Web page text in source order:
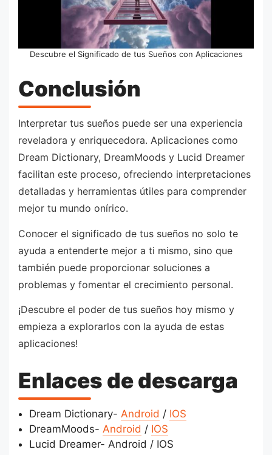
Descubre el Significado de tus Sueños con Aplicaciones
Conclusión
Interpretar tus sueños puede ser una experiencia
reveladora y enriquecedora. Aplicaciones como
Dream Dictionary, DreamMoods y Lucid Dreamer
facilitan este proceso, ofreciendo interpretaciones
detalladas y herramientas útiles para comprender
mejor tu mundo onírico.
Conocer el significado de tus sueños no solo te
ayuda a entenderte mejor a ti mismo, sino que
también puede proporcionar soluciones a
problemas y fomentar el crecimiento personal.
¡Descubre el poder de tus sueños hoy mismo y
empieza a explorarlos con la ayuda de estas
aplicaciones!
Enlaces de descarga
Dream Dictionary- Android / IOS
DreamMoods- Android / IOS
Lucid Dreamer- Android / IOS